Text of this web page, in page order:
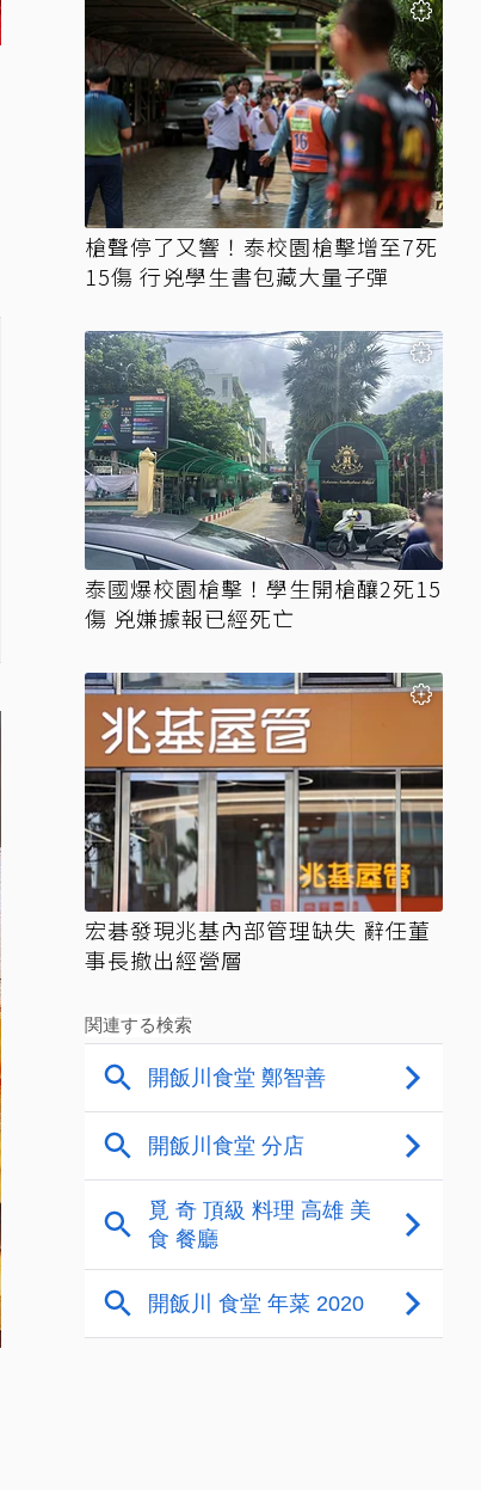
槍聲停了又響！泰校園槍擊增至7死
15傷 行兇學生書包藏大量子彈
泰國爆校園槍擊！學生開槍釀2死15
傷 兇嫌據報已經死亡
宏碁發現兆基內部管理缺失 辭任董
事長撤出經營層